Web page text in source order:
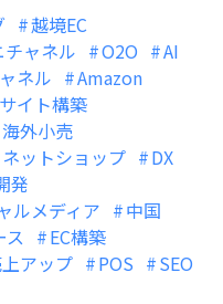
越境EC
チャネル O2O
AI
ネル
Amazon
イト構築
海外小売
ネットショップ
DX
発
ルメディア
中国
ス
EC構築
アップ POS
SEO